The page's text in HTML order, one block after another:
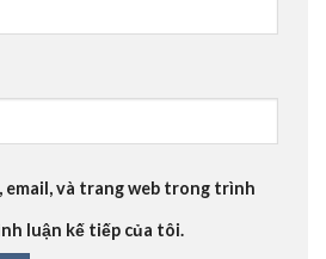
email, và trang web trong trình
luận kế tiếp của tôi.